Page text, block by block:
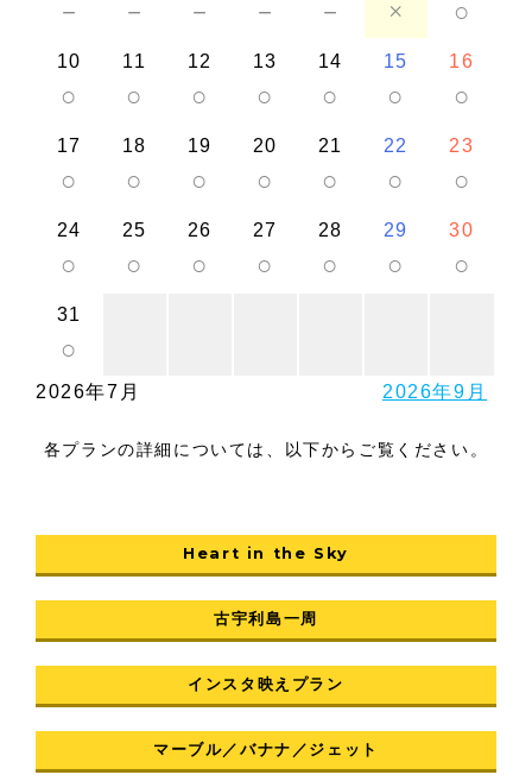
－ － － － － × ○
10
○
11
○
12
○
13
○
14
○
15
○
16
○
17
○
18
○
19
○
20
○
21
○
22
○
23
○
24
○
25
○
26
○
27
○
28
○
29
○
30
○
31
○
2026年7月 2026年9月
各プランの詳細については、以下からご覧ください。
Heart in the Sky
古宇利島一周
インスタ映えプラン
マーブル／バナナ／ジェット